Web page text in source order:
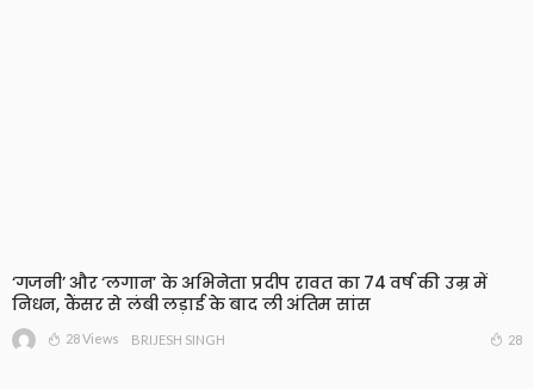
‘गजनी’ और ‘लगान’ के अभिनेता प्रदीप रावत का 74 वर्ष की उम्र में
निधन, कैंसर से लंबी लड़ाई के बाद ली अंतिम सांस
28 Views BRIJESH SINGH 28